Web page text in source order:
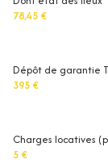
78,45 €
Dépôt de garantie
395 €
Charges locatives
5 €